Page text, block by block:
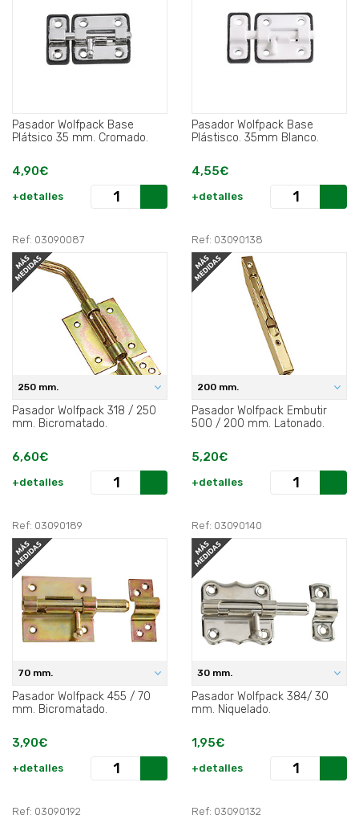
Pasador Wolfpack Base
Plátsico 35 mm. Cromado.
4,90€
+detalles
Pasador Wolfpack Base
Plástisco. 35mm Blanco.
4,55€
+detalles
Ref: 03090087
250 mm.
Pasador Wolfpack 318 / 250
mm. Bicromatado.
6,60€
+detalles
Ref: 03090138
200 mm.
Pasador Wolfpack Embutir
500 / 200 mm. Latonado.
5,20€
+detalles
Ref: 03090189
70 mm.
Pasador Wolfpack 455 / 70
mm. Bicromatado.
3,90€
+detalles
Ref: 03090140
30 mm.
Pasador Wolfpack 384/ 30
mm. Niquelado.
1,95€
+detalles
Ref: 03090192 Ref: 03090132